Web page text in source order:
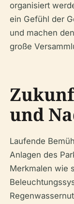
organisiert
ein Gefühl der
und machen
große
und
Laufende
Anlagen des
Merkmalen wie